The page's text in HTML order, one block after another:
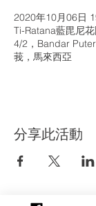
2020年10月06日
Ti-Ratana藍毘尼
4/2，Bandar
莪，馬來西亞
分享此活動